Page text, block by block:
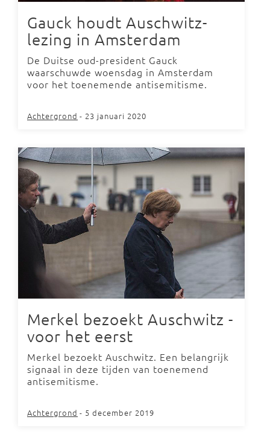
Gauck houdt Auschwitz-
lezing in Amsterdam
De Duitse oud-president Gauck
waarschuwde woensdag in Amsterdam
voor het toenemende antisemitisme.
Achtergrond - 23 januari 2020
Merkel bezoekt Auschwitz -
voor het eerst
Merkel bezoekt Auschwitz. Een belangrijk
signaal in deze tijden van toenemend
antisemitisme.
Achtergrond - 5 december 2019